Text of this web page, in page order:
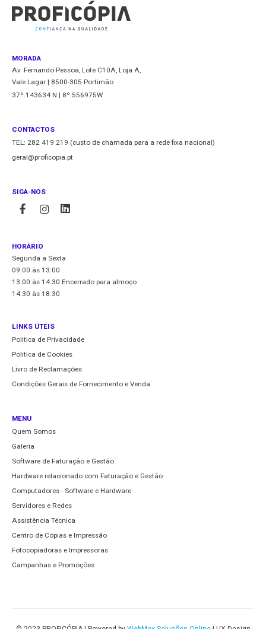
MORADA
Av. Fernando Pessoa, Lote C10A, Loja A,
Vale Lagar | 8500-305 Portimão
37º.143634 N | 8º.556975W
CONTACTOS
TEL: 282 419 219 (custo de chamada para a rede fixa nacional)
geral@proficopia.pt
SIGA-NOS
HORÁRIO
Segunda a Sexta
09:00 às 13:00
13:00 às 14:30 Encerrado para almoço
14:30 às 18:30
LINKS ÚTEIS
Politica de Privacidade
Politica de Cookies
Livro de Reclamações
Condições Gerais de Fornecimento e Venda
MENU
Quem Somos
Galeria
Software de Faturação e Gestão
Hardware relacionado com Faturação e Gestão
Computadores - Software e Hardware
Servidores e Redes
Assistência Técnica
Centro de Cópias e Impressão
Fotocopiadoras e Impressoras
Campanhas e Promoções